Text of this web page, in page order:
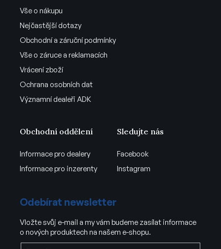
Vše o nákupu
Nejčastější dotazy
Obchodní a záruční podmínky
Vše o záruce a reklamacích
Vrácení zboží
Ochrana osobních dat
Významní dealeři ADK
Obchodní oddělení
Informace pro dealery
Informace pro inzerenty
Sledujte nás
Facebook
Instagram
Odebírat newsletter
Vložte svůj e-mail a my vám budeme zasílat informace
o nových produktech na našem e-shopu.